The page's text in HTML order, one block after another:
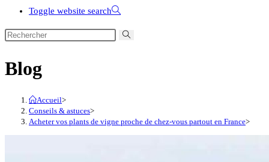
Toggle website search
Blog
Accueil>
Conseils & astuces>
Acheter vos plants de vigne proche de chez-vous partout en France>